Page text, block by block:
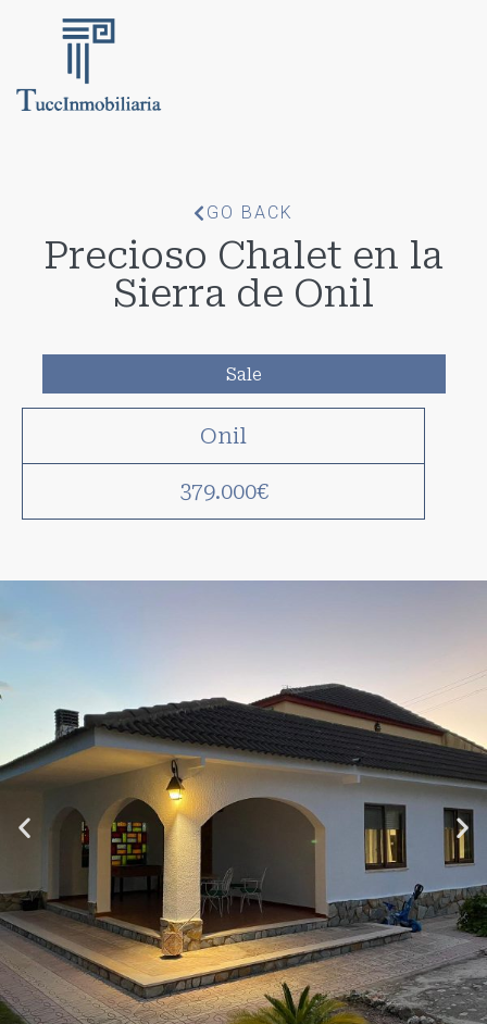
GO BACK
Precioso Chalet en la
Sierra de Onil
Sale
Onil
379.000€